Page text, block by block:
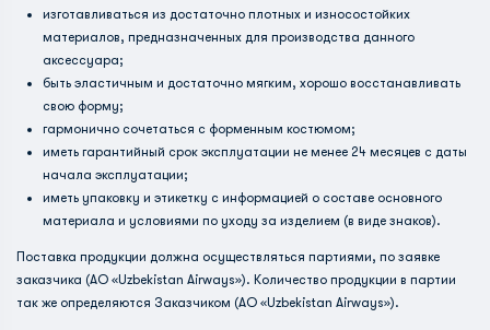
изготавливаться из достаточно плотных и износостойких
материалов, предназначенных для производства данного
аксессуара;
быть эластичным и достаточно мягким, хорошо восстанавливать
свою форму;
гармонично сочетаться с форменным костюмом;
иметь гарантийный срок эксплуатации не менее 24 месяцев с даты
начала эксплуатации;
иметь упаковку и этикетку с информацией о составе основного
материала и условиями по уходу за изделием (в виде знаков).
Поставка продукции должна осуществляться партиями, по заявке
заказчика (АО «Uzbekistan Airways»). Количество продукции в партии
так же определяются Заказчиком (АО «Uzbekistan Airways»).